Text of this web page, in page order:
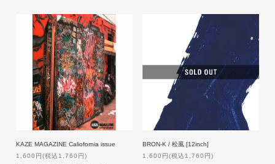
KAZE MAGAZINE Caliofornia issue
1,600円(税込1,760円)
BRON-K / 松風 [12inch]
1,600円(税込1,760円)